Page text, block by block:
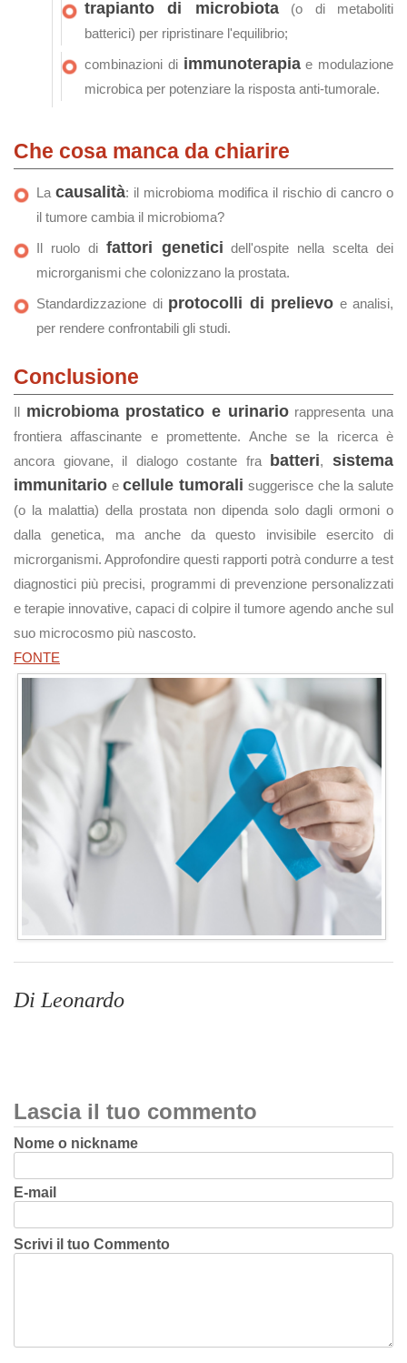
trapianto di microbiota(o di metaboliti
batterici) per ripristinare l'equilibrio;
combinazioni di immunoterapiae modulazione
microbica per potenziare la risposta anti‑tumorale.
Che cosa manca da chiarire
La causalità: il microbioma modifica il rischio di cancro o
il tumore cambia il microbioma?
Il ruolo di fattori genetici dell'ospite nella scelta dei
microrganismi che colonizzano la prostata.
Standardizzazione di protocolli di prelievo e analisi,
per rendere confrontabili gli studi.
Conclusione
Il microbioma prostatico e urinariorappresenta una
frontiera affascinante e promettente. Anche se la ricerca è
ancora giovane, il dialogo costante fra
batteri,sistema
immunitario ecellule tumorali suggerisce che la salute
(o la malattia) della prostata non dipenda solo dagli ormoni o
dalla genetica, ma anche da questo invisibile esercito di
microrganismi. Approfondire questi rapporti potrà condurre a test
diagnostici più precisi, programmi di prevenzione personalizzati
e terapie innovative, capaci di colpire il tumore agendo anche sul
suo microcosmo più nascosto.
FONTE
Di Leonardo
Lascia il tuo commento
Nome o nickname
E-mail
Scrivi il tuo Commento